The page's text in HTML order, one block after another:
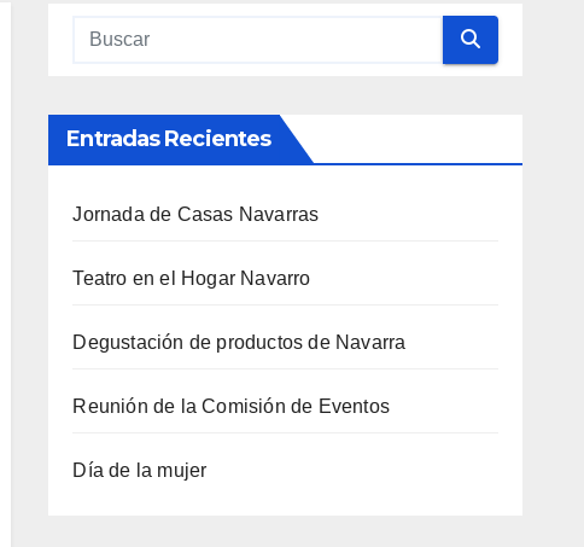
Entradas Recientes
Jornada de Casas Navarras
Teatro en el Hogar Navarro
Degustación de productos de Navarra
Reunión de la Comisión de Eventos
Día de la mujer